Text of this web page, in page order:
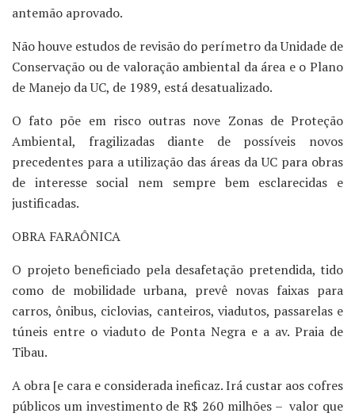
antemão aprovado.
Não houve estudos de revisão do perímetro da Unidade de
Conservação ou de valoração ambiental da área e o Plano
de Manejo da UC, de 1989, está desatualizado.
O fato põe em risco outras nove Zonas de Proteção
Ambiental, fragilizadas diante de possíveis novos
precedentes para a utilização das áreas da UC para obras
de interesse social nem sempre bem esclarecidas e
justificadas.
OBRA FARAÔNICA
O projeto beneficiado pela desafetação pretendida, tido
como de mobilidade urbana, prevê novas faixas para
carros, ônibus, ciclovias, canteiros, viadutos, passarelas e
túneis entre o viaduto de Ponta Negra e a av. Praia de
Tibau.
A obra [e cara e considerada ineficaz. Irá custar aos cofres
públicos um investimento de R$ 260 milhões – valor que